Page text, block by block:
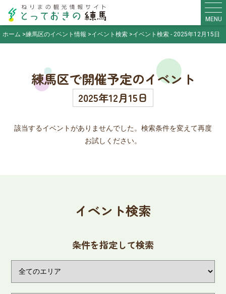
MENU
ホーム
練馬区のイベント情報 イベント検索 イベント検索 - 2025年12月15日
練馬区で開催予定のイベント
2025年12月15日
該当するイベントがありませんでした。検索条件を変えて再度
お試しください。
イベント検索
条件を指定して検索